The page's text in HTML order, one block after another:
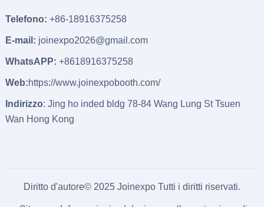
Telefono: +86-18916375258
E-mail: joinexpo2026@gmail.com
WhatsAPP: +8618916375258
Web:https://www.joinexpobooth.com/
Indirizzo: Jing ho inded bldg 78-84 Wang Lung St Tsuen
Wan Hong Kong
Diritto d'autore© 2025 Joinexpo Tutti i diritti riservati.